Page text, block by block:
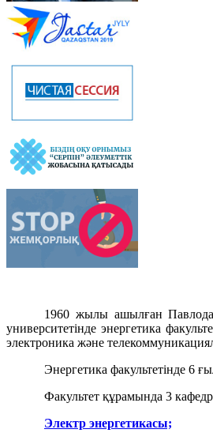
1960 жылы ашылған Павлодар
университетінде энергетика
электроника және
Энергетика факультетінде 6
Факультет құрамында 3
Электр энергетикасы;